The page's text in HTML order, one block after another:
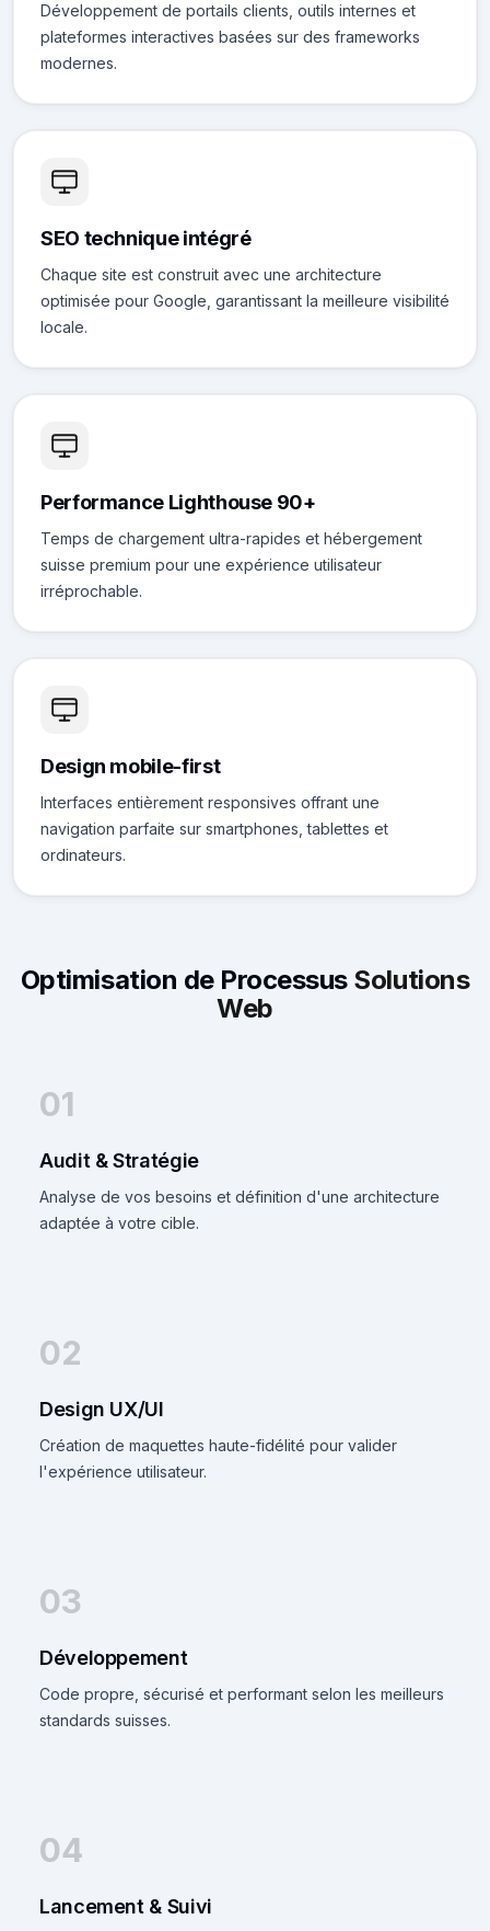
Développement de portails clients, outils internes et
plateformes interactives basées sur des frameworks
modernes.
SEO technique intégré
Chaque site est construit avec une architecture
optimisée pour Google, garantissant la meilleure visibilité
locale.
Performance Lighthouse 90+
Temps de chargement ultra-rapides et hébergement
suisse premium pour une expérience utilisateur
irréprochable.
Design mobile-first
Interfaces entièrement responsives offrant une
navigation parfaite sur smartphones, tablettes et
ordinateurs.
Optimisation de Processus Solutions
Web
01
Audit & Stratégie
Analyse de vos besoins et définition d'une architecture
adaptée à votre cible.
02
Design UX/UI
Création de maquettes haute-fidélité pour valider
l'expérience utilisateur.
03
Développement
Code propre, sécurisé et performant selon les meilleurs
standards suisses.
04
Lancement & Suivi